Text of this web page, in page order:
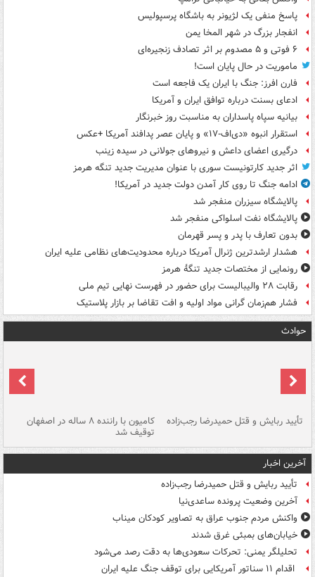
پاسخ منفی یک لژیونر به باشگاه پرسپولیس
انفجار بزرگ در شهر المخا یمن
۶ فوتی و ۵ مصدوم بر اثر تصادف زنجیره‌ای
ماموریت در حال پایان است!
فارن افرز: جنگ با ایران یک فاجعه است
ادعای بسنت درباره توافق ایران و آمریکا
بیانیه سپاه پاسداران به مناسبت روز خبرنگار
استقرار انبوه «دی‌اف‑۱۷» و پایان عصر پدافند آمریکا +عکس
درگیری اعضای داعش و نیروهای جولانی در سیده زینب
اثر جدید کارتونیست سوری با عنوان مدیریت جدید تنگه هرمز
ادامه جنگ تا روی کار آمدن دولت جدید در آمریکا!
پالایشگاه سیزران منفجر شد
پالایشگاه نفت اسلواکی منفجر شد
بدون تعارف با پدر و پسر قهرمان
هشدار ارشدترین ژنرال آمریکا درباره محدودیت‌های نظامی علیه ایران
رونمایی از مختصات جدید تنگۀ هرمز
رقابت ۲۸ والیبالیست برای حضور در فهرست نهایی تیم ملی
فشار هم‌زمان گرانی مواد اولیه و افت تقاضا بر بازار پلاستیک
حوادث
تأیید ربایش و قتل حمیدرضا رجب‌زاده کامیون با راننده ۸ ساله در اصفهان
توقیف شد
آخرین اخبار
تأیید ربایش و قتل حمیدرضا رجب‌زاده
آخرین وضعیت پرونده ساعدی‌نیا
واکنش مردم جنوب عراق به تصاویر کودکان میناب
خیابان‌های بمبئی غرق شدند
تحلیلگر یمنی: تحرکات سعودی‌ها به دقت رصد می‌شود
اقدام ۱۱ سناتور آمریکایی برای توقف جنگ علیه ایران